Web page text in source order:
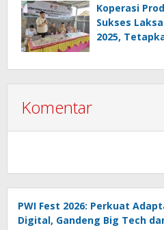
Melanggar
Koperasi
Sukses
2025,
Komentar
PWI Fest 2026: Perkuat
Digital, Gandeng Big Tech